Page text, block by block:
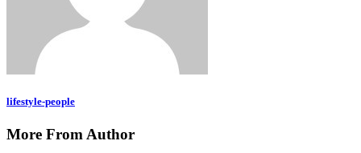
lifestyle-people
More From Author